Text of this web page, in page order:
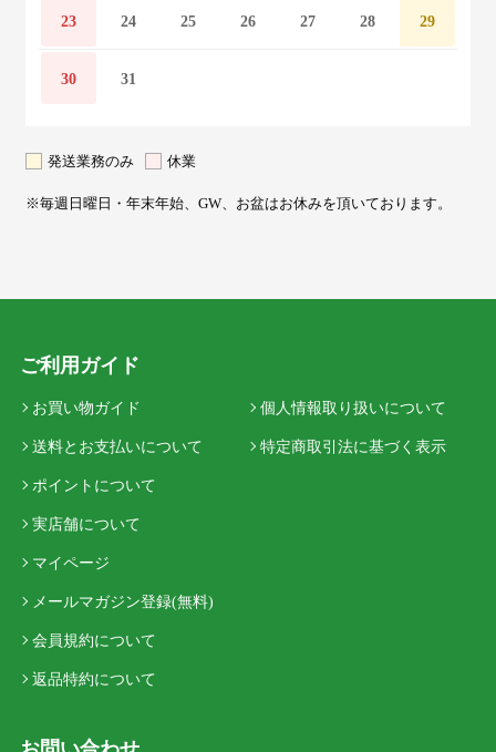
23 24 25 26 27 28 29
30 31
発送業務のみ 休業
※毎週日曜日・年末年始、GW、お盆はお休みを頂いております。
ご利用ガイド
お買い物ガイド
送料とお支払いについて
ポイントについて
実店舗について
マイページ
メールマガジン登録(無料)
会員規約について
返品特約について
個人情報取り扱いについて
特定商取引法に基づく表示